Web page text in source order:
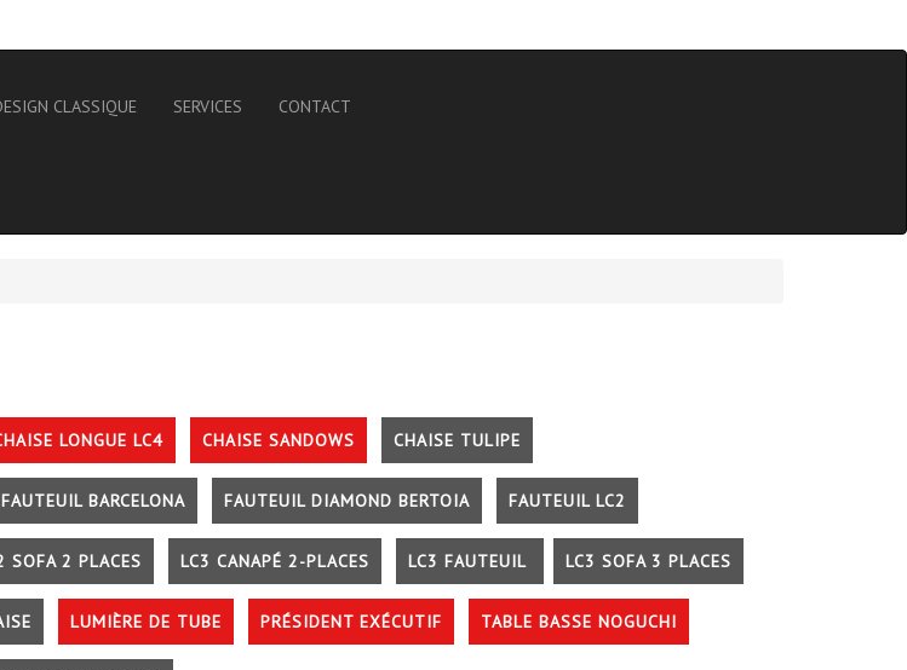
CLASSIQUE SERVICES CONTACT
LONGUE LC4 CHAISE SANDOWS CHAISE TULIPE
FAUTEUIL BARCELONA FAUTEUIL DIAMOND BERTOIA FAUTEUIL LC2
SOFA 2 PLACES LC3 CANAPÉ 2-PLACES LC3 FAUTEUIL LC3 SOFA 3 PLACES
LUMIÈRE DE TUBE PRÉSIDENT EXÉCUTIF TABLE BASSE NOGUCHI